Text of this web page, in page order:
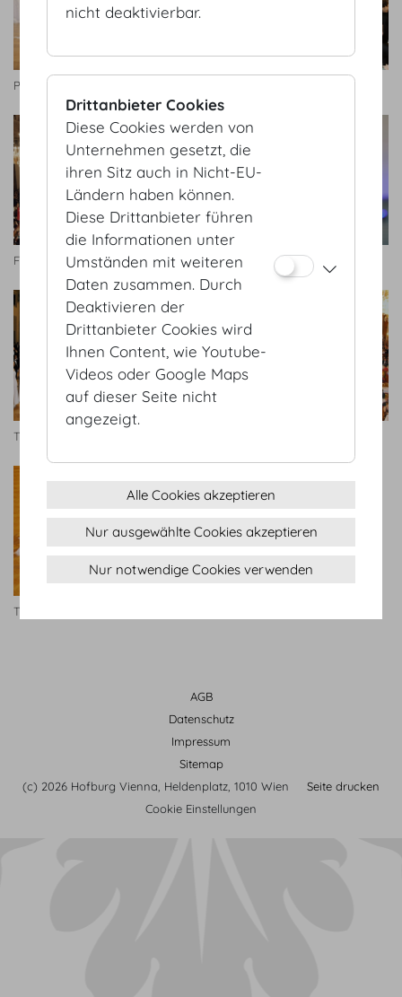
Pharmacieball
Foto Fayer Foto Fayer
TU Ball
TU Ball
AGB
Datenschutz
Impressum
Sitemap
(c) 2026 Hofburg Vienna, Heldenplatz, 1010 Wien
Seite drucken
Cookie Einstellungen
nicht deaktivierbar.
Drittanbieter Cookies
Diese Cookies werden von
Unternehmen gesetzt, die
ihren Sitz auch in Nicht-EU-
Ländern haben können.
Diese Drittanbieter führen
die Informationen unter
Umständen mit weiteren
Daten zusammen. Durch
Deaktivieren der
Drittanbieter Cookies wird
Ihnen Content, wie Youtube-
Videos oder Google Maps
auf dieser Seite nicht
angezeigt.
Alle Cookies akzeptieren
Nur ausgewählte Cookies akzeptieren
Nur notwendige Cookies verwenden